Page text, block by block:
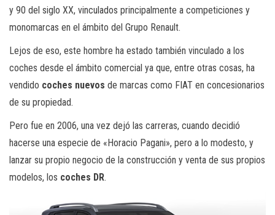
y 90 del siglo XX, vinculados principalmente a competiciones y
monomarcas en el ámbito del Grupo Renault.
Lejos de eso, este hombre ha estado también vinculado a los
coches desde el ámbito comercial ya que, entre otras cosas, ha
vendido coches nuevos de marcas como FIAT en concesionarios
de su propiedad.
Pero fue en 2006, una vez dejó las carreras, cuando decidió
hacerse una especie de «Horacio Pagani», pero a lo modesto, y
lanzar su propio negocio de la construcción y venta de sus propios
modelos, los coches DR.